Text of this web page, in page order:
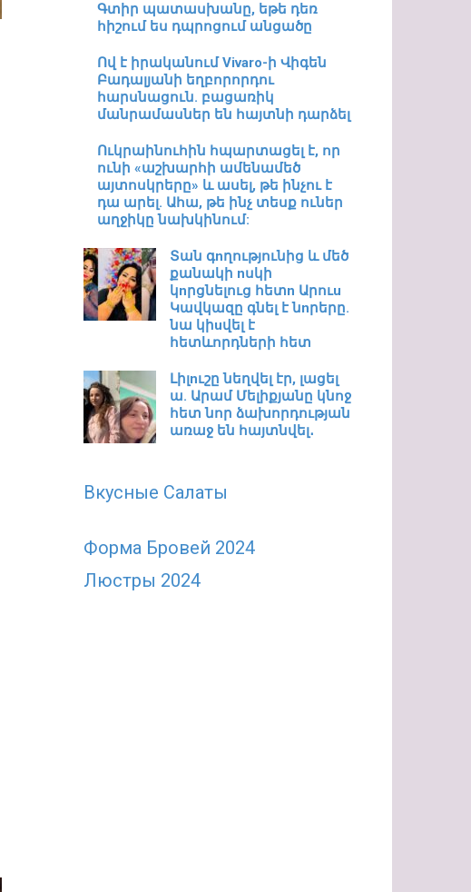
Գտիր պատասխանը, եթե դեռ
հիշում ես դպրոցում անցածը
Ով է իրականում Vivaro-ի Վիգեն
Բադալյանի եղբորորդու
հարսնացուն. բացառիկ
մանրամասներ են հայտնի դարձել
Ուկրաինուհին հպարտացել է, որ
ունի «աշխարհի ամենամեծ
այտոսկրերը» և ասել, թե ինչու է
դա արել. Ահա, թե ինչ տեսք ուներ
աղջիկը նախկինում:
Տան գnղությունից և մեծ
քանակի nսկի
կnրցնելուց հետn Արուu
Կավկազը գնել է նnրերը.
նա կիuվել է
հետևորդների հետ
Լիլnւշը նեղվել էր, լացել
ա. Արամ Մելիքյանը կնոջ
հետ նոր ձախորդության
առաջ են հայտնվել․
Вкусные Салаты
Форма Бровей 2024
Люстры 2024